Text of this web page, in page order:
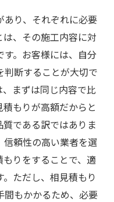
あり、それぞれに必要
、その施工内容に対
す。お客様には、自分
判断することが大切で
まずは同じ内容で比
もりが高額だからと
である訳ではありま
頼性の高い業者を選
りをすることで、適
ただし、相見積もり
間もかかるため、必要